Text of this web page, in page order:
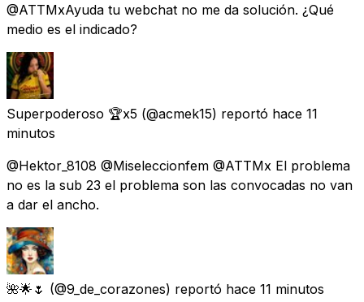
@ATTMxAyuda tu webchat no me da solución. ¿Qué
medio es el indicado?
Superpoderoso 🏆x5 (@acmek15) reportó hace 11
minutos
@Hektor_8108 @Miseleccionfem @ATTMx El problema
no es la sub 23 el problema son las convocadas no van
a dar el ancho.
🌺🌟🌷 (@9_de_corazones) reportó hace 11 minutos